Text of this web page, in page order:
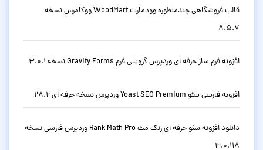
قالب فروشگاهی چندمنظوره وودمارت WoodMart ووکامرس نسخه
8.5.7
افزونه فرم ساز حرفه ای وردپرس گرویتی فرم Gravity Forms نسخه 3.0.1
افزونه فارسی سئو Yoast SEO Premium وردپرس نسخه حرفه ای 28.2
دانلود افزونه سئو حرفه ای رنک مث Rank Math Pro وردپرس فارسی نسخه
3.0.118